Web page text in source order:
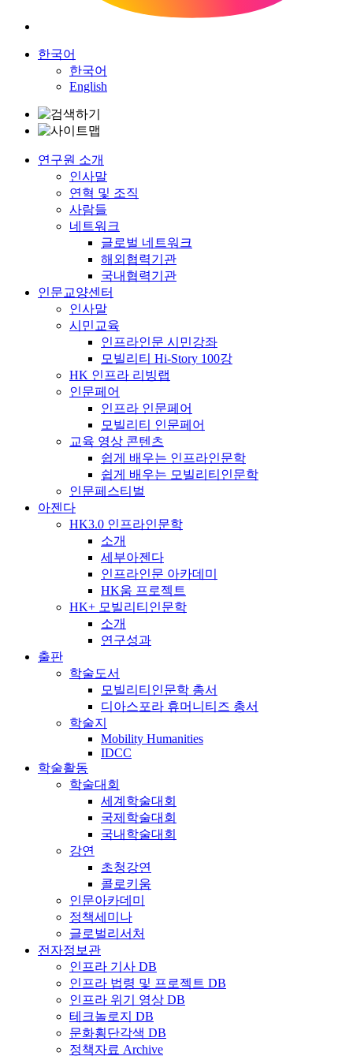
한국어
한국어
English
연구원 소개
인사말
연혁 및 조직
사람들
네트워크
글로벌 네트워크
해외협력기관
국내협력기관
인문교양센터
인사말
시민교육
인프라인문 시민강좌
모빌리티 Hi-Story 100강
HK 인프라 리빙랩
인문페어
인프라 인문페어
모빌리티 인문페어
교육 영상 콘텐츠
쉽게 배우는 인프라인문학
쉽게 배우는 모빌리티인문학
인문페스티벌
아젠다
HK3.0 인프라인문학
소개
세부아젠다
인프라인문 아카데미
HK움 프로젝트
HK+ 모빌리티인문학
소개
연구성과
출판
학술도서
모빌리티인문학 총서
디아스포라 휴머니티즈 총서
학술지
Mobility Humanities
IDCC
학술활동
학술대회
세계학술대회
국제학술대회
국내학술대회
강연
초청강연
콜로키움
인문아카데미
정책세미나
글로벌리서처
전자정보관
인프라 기사 DB
인프라 법령 및 프로젝트 DB
인프라 위기 영상 DB
테크놀로지 DB
문화횡단각색 DB
정책자료 Archive